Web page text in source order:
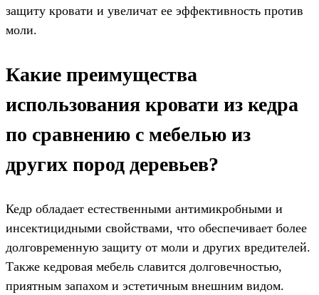
защиту кровати и увеличат ее эффективность против
моли.
Какие преимущества
использования кровати из кедра
по сравнению с мебелью из
других пород деревьев?
Кедр обладает естественными антимикробными и
инсектицидными свойствами, что обеспечивает более
долговременную защиту от моли и других вредителей.
Также кедровая мебель славится долговечностью,
приятным запахом и эстетичным внешним видом.